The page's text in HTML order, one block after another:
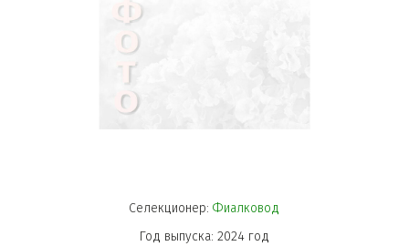
СЕРЬГИ ИЗ
Селекционер: Фиалковод
Год выпуска: 2024 год